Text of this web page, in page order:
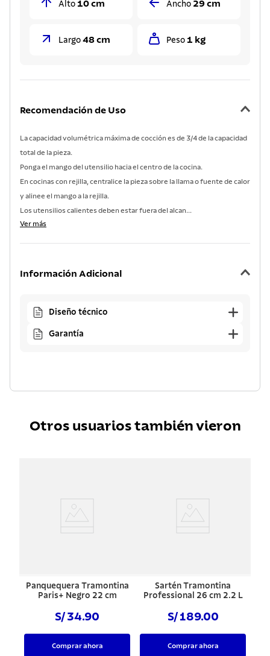
Alto 10 cm Ancho 29 cm
Largo 48 cm Peso 1 kg
Recomendación de Uso
La capacidad volumétrica máxima de cocción es de 3/4 de la capacidad
total de la pieza.
Ponga el mango del utensilio hacia el centro de la cocina.
En cocinas con rejilla, centralice la pieza sobre la llama o fuente de calor
y alinee el mango a la rejilla.
Los utensilios calientes deben estar fuera del alcan...
Ver más
Información Adicional
Diseño técnico
Garantía
Otros usuarios también vieron
Panquequera Tramontina
Paris+ Negro 22 cm
S/ 34.90
Comprar ahora
Sartén Tramontina
Professional 26 cm 2.2 L
S/ 189.00
Comprar ahora